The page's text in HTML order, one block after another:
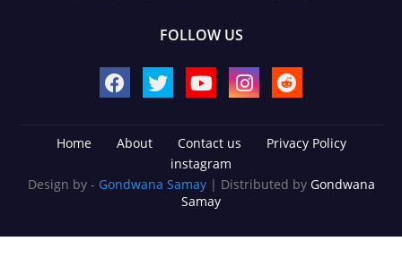
FOLLOW US
Home About Contact us
Privacy Policy
instagram
Design by - Gondwana Samay | Distributed by Gondwana
Samay